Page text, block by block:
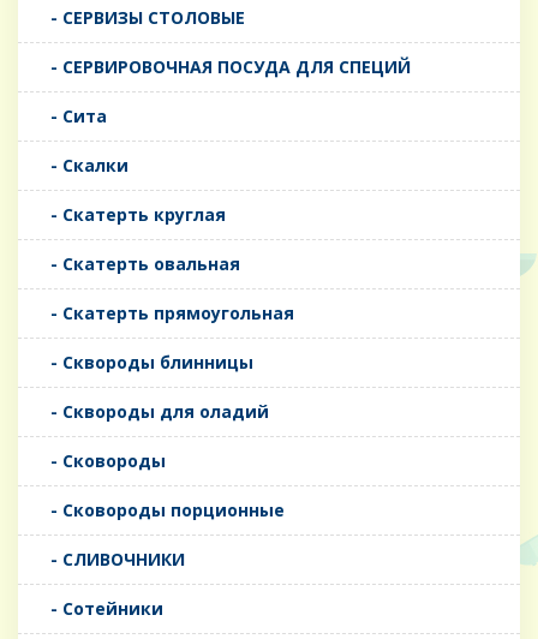
- СЕРВИЗЫ СТОЛОВЫЕ
- СЕРВИРОВОЧНАЯ ПОСУДА ДЛЯ СПЕЦИЙ
- Сита
- Скалки
- Скатерть круглая
- Скатерть овальная
- Скатерть прямоугольная
- Сквороды блинницы
- Сквороды для оладий
- Сковороды
- Сковороды порционные
- СЛИВОЧНИКИ
- Сотейники